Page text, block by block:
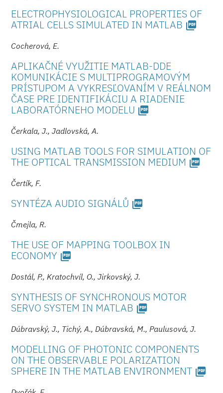
ELECTROPHYSIO­LOGICAL PROPERTIES OF
ATRIAL CELLS SIMULATED IN MATLAB picture_as_pdf
Cocherová, E.
APLIKAČNÉ VYUŽITIE MATLAB-DDE
KOMUNIKÁCIE S MULTIPROGRAMOVÝM
PRÍSTUPOM A VYKRESĽOVANÍM V REÁLNOM
ČASE PRE IDENTIFIKÁCIU A RIADENIE
LABORATÓRNEHO MO­DELU picture_as_pdf
Čerkala, J., Jadlovská, A.
USING MATLAB TOOLS FOR SIMULATION OF
THE OPTICAL TRANSMISSION ME­DIUM picture_as_pdf
Čertík, F.
SYNTÉZA AUDIO SIGNÁLŮ picture_as_pdf
Čmejla, R.
THE USE OF MAPPING TOOLBOX IN
ECONOMY picture_as_pdf
Dostál, P., Kratochvíl, O., Jirkovský, J.
SYNTHESIS OF SYNCHRONOUS MOTOR
SERVO SYSTEM IN MATLAB picture_as_pdf
Dúbravský, J., Tichý, A., Dúbravská, M., Paulusová, J.
MODELLING OF PHOTONIC COMPONENTS
ON THE OBSERVABLE POLARIZATION
SPHERE IN THE MATLAB ENVIRONMENT picture_as_pdf